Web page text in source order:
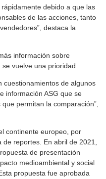
debido a que las
de las acciones, tanto
destaca la
información sobre
vuelve una prioridad.
cuestionamientos de algunos
información ASG que se
permitan la comparación”,
continente europeo, por
reportes. En abril de 2021,
de presentación
medioambiental y social
propuesta fue aprobada